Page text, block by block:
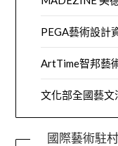
PEGA藝術設計
ArtTime智邦藝
文化部全國藝文
國際藝術駐